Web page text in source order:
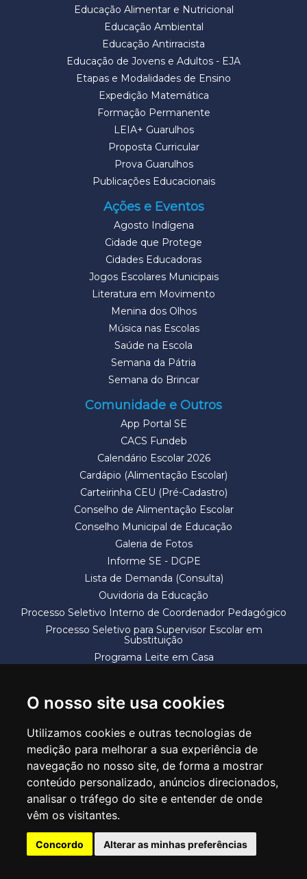
O nosso site usa cookies
Utilizamos cookies e outras tecnologias de
medição para melhorar a sua experiência de
navegação no nosso site, de forma a mostrar
conteúdo personalizado, anúncios direcionados,
analisar o tráfego do site e entender de onde
vêm os visitantes.
Concordo Alterar as minhas preferências
Educação Alimentar e Nutricional
Educação Ambiental
Educação Antirracista
Educação de Jovens e Adultos - EJA
Etapas e Modalidades de Ensino
Expedição Matemática
Formação Permanente
LEIA+ Guarulhos
Proposta Curricular
Prova Guarulhos
Publicações Educacionais
Ações e Eventos
Agosto Indígena
Cidade que Protege
Cidades Educadoras
Jogos Escolares Municipais
Literatura em Movimento
Menina dos Olhos
Música nas Escolas
Saúde na Escola
Semana da Pátria
Semana do Brincar
Comunidade e Outros
App Portal SE
CACS Fundeb
Calendário Escolar 2026
Cardápio (Alimentação Escolar)
Carteirinha CEU (Pré-Cadastro)
Conselho de Alimentação Escolar
Conselho Municipal de Educação
Galeria de Fotos
Informe SE - DGPE
Lista de Demanda (Consulta)
Ouvidoria da Educação
Processo Seletivo Interno de Coordenador Pedagógico
Processo Seletivo para Supervisor Escolar em
Substituição
Programa Leite em Casa
SECRETARIA DE EDUCAÇÃO
Rua Claudino Barbosa, 313 - Macedo - Guarulhos/SP CEP 07113-040
Central de Atendimento: *55 11 2475-7300